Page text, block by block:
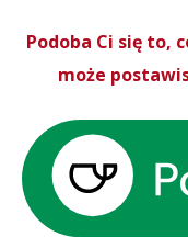
Podoba Ci się to,
może